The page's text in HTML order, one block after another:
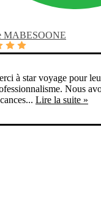
MABESOONE
à star voyage pour
Nous
Lire la suite »